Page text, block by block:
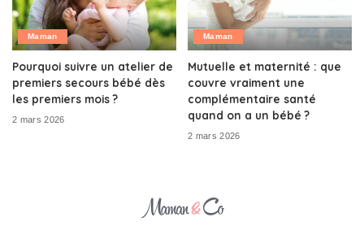
Maman
Pourquoi suivre un atelier de
premiers secours bébé dès
les premiers mois ?
2 mars 2026
Maman
Mutuelle et maternité : que
couvre vraiment une
complémentaire santé
quand on a un bébé ?
2 mars 2026